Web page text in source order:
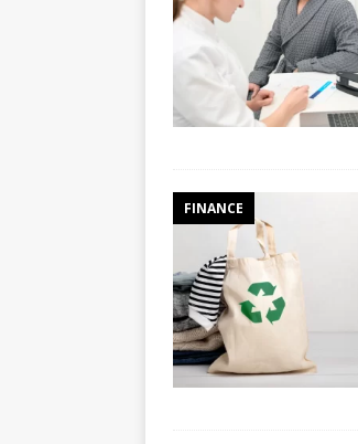
FINANCE